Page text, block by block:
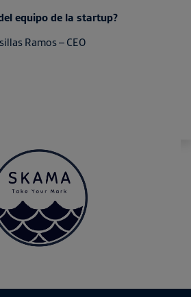
equipo de la startup?
Ramos – CEO